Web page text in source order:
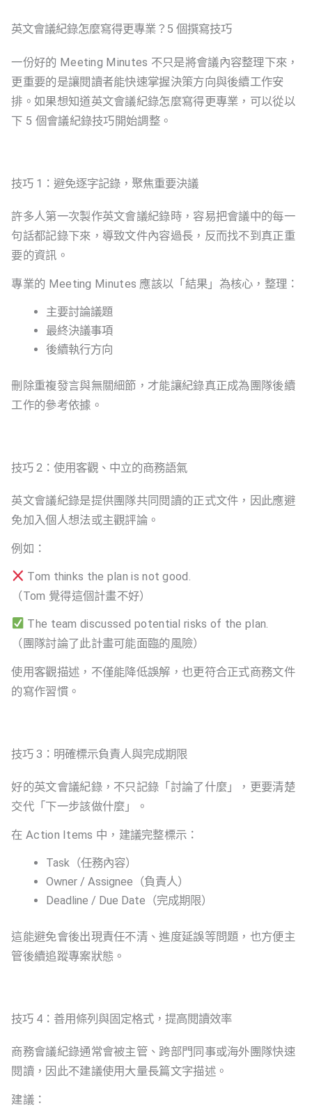
英文會議紀錄怎麼寫得更專業？5 個撰寫技巧
一份好的 Meeting Minutes 不只是將會議內容整理下來，
更重要的是讓閱讀者能快速掌握決策方向與後續工作安
排。如果想知道英文會議紀錄怎麼寫得更專業，可以從以
下 5 個會議紀錄技巧開始調整。
技巧 1：避免逐字記錄，聚焦重要決議
許多人第一次製作英文會議紀錄時，容易把會議中的每一
句話都記錄下來，導致文件內容過長，反而找不到真正重
要的資訊。
專業的 Meeting Minutes 應該以「結果」為核心，整理：
主要討論議題
最終決議事項
後續執行方向
刪除重複發言與無關細節，才能讓紀錄真正成為團隊後續
工作的參考依據。
技巧 2：使用客觀、中立的商務語氣
英文會議紀錄是提供團隊共同閱讀的正式文件，因此應避
免加入個人想法或主觀評論。
例如：
Tom thinks the plan is not good.
（Tom 覺得這個計畫不好）
The team discussed potential risks of the plan.
（團隊討論了此計畫可能面臨的風險）
使用客觀描述，不僅能降低誤解，也更符合正式商務文件
的寫作習慣。
技巧 3：明確標示負責人與完成期限
好的英文會議紀錄，不只記錄「討論了什麼」，更要清楚
交代「下一步該做什麼」。
在 Action Items 中，建議完整標示：
Task（任務內容）
Owner / Assignee（負責人）
Deadline / Due Date（完成期限）
這能避免會後出現責任不清、進度延誤等問題，也方便主
管後續追蹤專案狀態。
技巧 4：善用條列與固定格式，提高閱讀效率
商務會議紀錄通常會被主管、跨部門同事或海外團隊快速
閱讀，因此不建議使用大量長篇文字描述。
建議：